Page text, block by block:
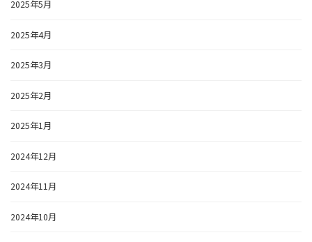
2025年5月
2025年4月
2025年3月
2025年2月
2025年1月
2024年12月
2024年11月
2024年10月